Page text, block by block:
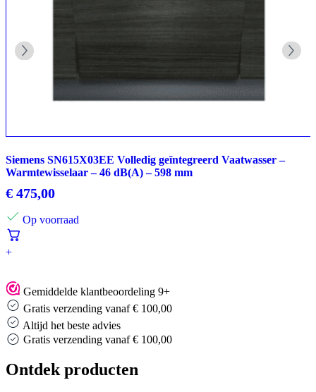
Siemens SN615X03EE Volledig geïntegreerd Vaatwasser –
Warmtewisselaar – 46 dB(A) – 598 mm
€ 475,00
Op voorraad
+
Gemiddelde klantbeoordeling 9+
Gratis verzending vanaf € 100,00
Altijd het beste advies
verzending vanaf € 100,00
Ontdek producten